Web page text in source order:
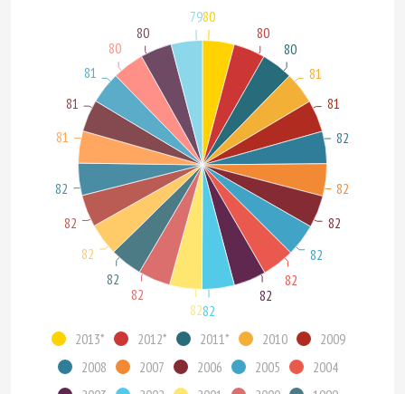
2013* 2012* 2011* 2010
2009
2008
2007 2006 2005
2004
80
80
80
81
81
82
82
82
82
82
82
82
82
82
82
82
82
82
81
81
81
80
80
79